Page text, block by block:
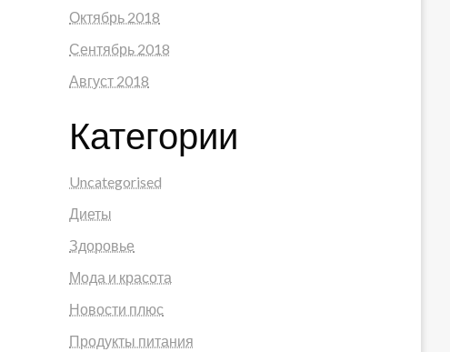
Октябрь 2018
Сентябрь 2018
Август 2018
Категории
Uncategorised
Диеты
Здоровье
Мода и красота
Новости плюс
Продукты питания